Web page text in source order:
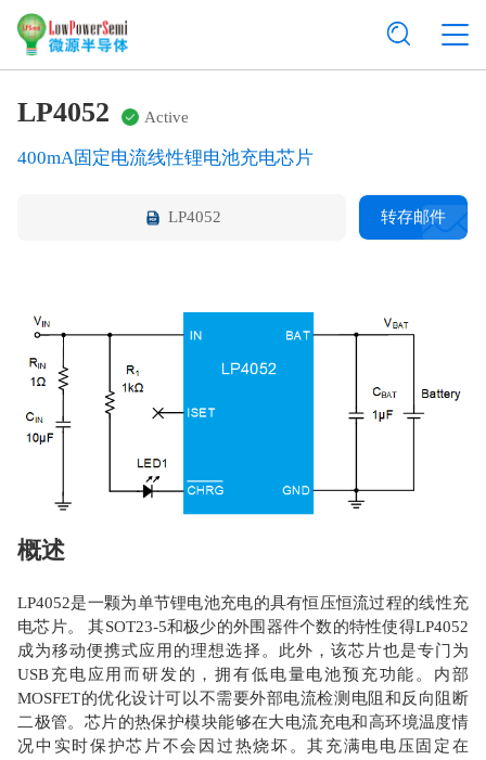
LP4052 Active
400mA固定电流线性锂电池充电芯片
LP4052 转存邮件
概述
LP4052是一颗为单节锂电池充电的具有恒压恒流过程的线性充
电芯片。 其SOT23-5和极少的外围器件个数的特性使得LP4052
成为移动便携式应用的理想选择。此外，该芯片也是专门为
USB充电应用而研发的，拥有低电量电池预充功能。内部
MOSFET的优化设计可以不需要外部电流检测电阻和反向阻断
二极管。芯片的热保护模块能够在大电流充电和高环境温度情
况中实时保护芯片不会因过热烧坏。其充满电电压固定在